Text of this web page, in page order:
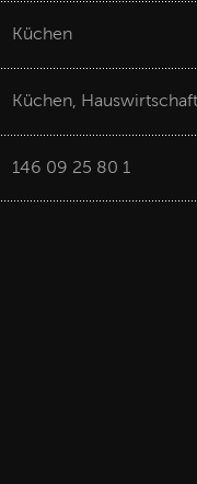
Küchen
Küchen,
146 09 25 80 1